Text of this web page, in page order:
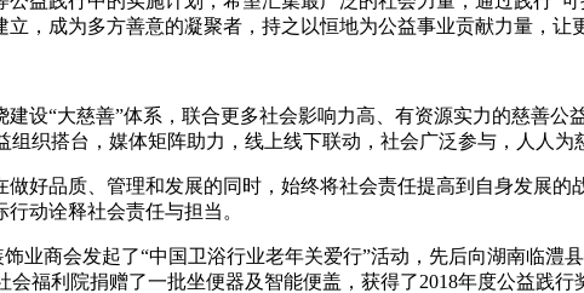
，成为多方善意的凝聚者，持之以恒地为公益事业贡献力量，让
“大慈善”体系，联合更多社会影响力高、有资源实力的慈善公
织搭台，媒体矩阵助力，线上线下联动，社会广泛参与，人人为
品质、管理和发展的同时，始终将社会责任提高到自身发展的
动诠释社会责任与担当。
商会发起了“中国卫浴行业老年关爱行”活动，先后向湖南临澧
福利院捐赠了一批坐便器及智能便盖，获得了2018年度公益践